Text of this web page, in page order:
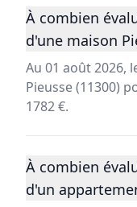
À combien
d'une maison
Au 01 août 2026,
Pieusse (11300)
1782 €.
À combien
d'un